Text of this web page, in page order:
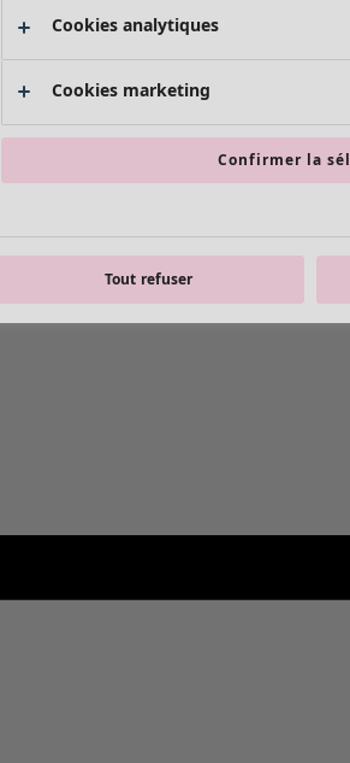
Cookies analytiques
Cookies marketing
Confirmer la
Tout refuser